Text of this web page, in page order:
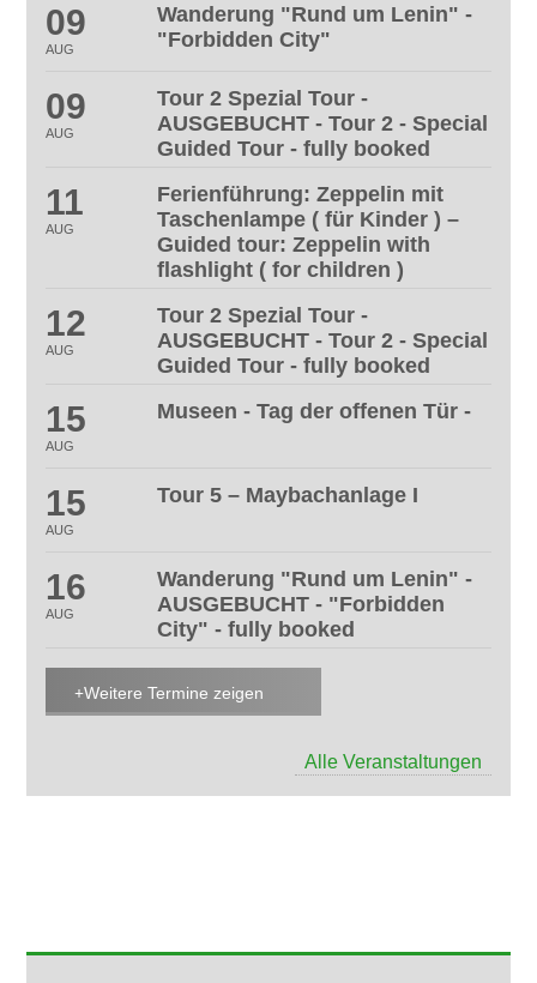
09
AUG
Wanderung "Rund um Lenin" -
"Forbidden City"
09
AUG
Tour 2 Spezial Tour -
AUSGEBUCHT - Tour 2 - Special
Guided Tour - fully booked
11
AUG
Ferienführung: Zeppelin mit
Taschenlampe ( für Kinder ) –
Guided tour: Zeppelin with
flashlight ( for children )
12
AUG
Tour 2 Spezial Tour -
AUSGEBUCHT - Tour 2 - Special
Guided Tour - fully booked
15
AUG
Museen - Tag der offenen Tür -
15
AUG
Tour 5 – Maybachanlage I
16
AUG
Wanderung "Rund um Lenin" -
AUSGEBUCHT - "Forbidden
City" - fully booked
Weitere Termine zeigen
Alle Veranstaltungen